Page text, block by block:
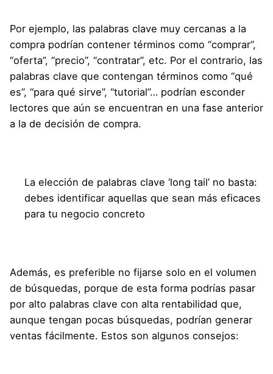
Por ejemplo, las palabras clave muy cercanas a la
compra podrían contener términos como “comprar”,
“oferta”, “precio”, “contratar”, etc. Por el contrario, las
palabras clave que contengan términos como “qué
es”, “para qué sirve”, “tutorial”… podrían esconder
lectores que aún se encuentran en una fase anterior
a la de decisión de compra.
La elección de palabras clave ‘long tail’ no basta:
debes identificar aquellas que sean más eficaces
para tu negocio concreto
Además, es preferible no fijarse solo en el volumen
de búsquedas, porque de esta forma podrías pasar
por alto palabras clave con alta rentabilidad que,
aunque tengan pocas búsquedas, podrían generar
ventas fácilmente. Estos son algunos consejos: